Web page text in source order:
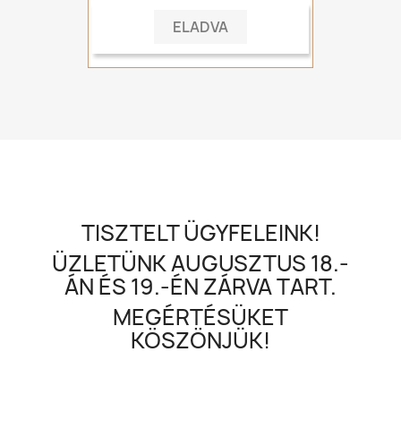
ELADVA
TISZTELT ÜGYFELEINK!
ÜZLETÜNK AUGUSZTUS 18.-
ÁN ÉS 19.-ÉN ZÁRVA TART.
MEGÉRTÉSÜKET
KÖSZÖNJÜK!